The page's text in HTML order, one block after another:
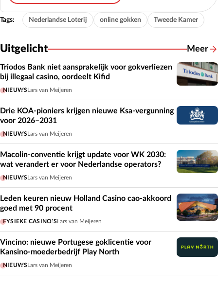
Tags: Nederlandse Loterij online gokken Tweede Kamer
Uitgelicht Meer
Triodos Bank niet aansprakelijk voor gokverliezen
bij illegaal casino, oordeelt Kifid
NIEUWS Lars van Meijeren
Drie KOA-pioniers krijgen nieuwe Ksa-vergunning
voor 2026–2031
NIEUWS Lars van Meijeren
Macolin-conventie krijgt update voor WK 2030:
wat verandert er voor Nederlandse operators?
NIEUWS Lars van Meijeren
Leden keuren nieuw Holland Casino cao-akkoord
goed met 90 procent
FYSIEKE CASINO’S Lars van Meijeren
Vincino: nieuwe Portugese goklicentie voor
Kansino-moederbedrijf Play North
NIEUWS Lars van Meijeren